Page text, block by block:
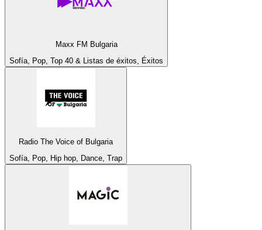
Maxx FM Bulgaria
Sofía, Pop, Top 40 & Listas de éxitos, Éxitos
Radio The Voice of Bulgaria
Sofía, Pop, Hip hop, Dance, Trap